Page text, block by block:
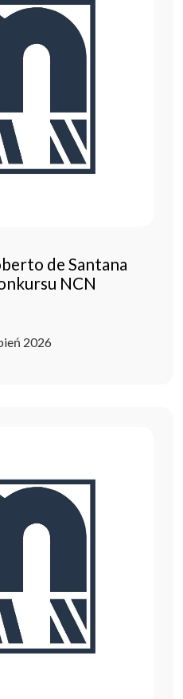
de Santana
NCN
2026